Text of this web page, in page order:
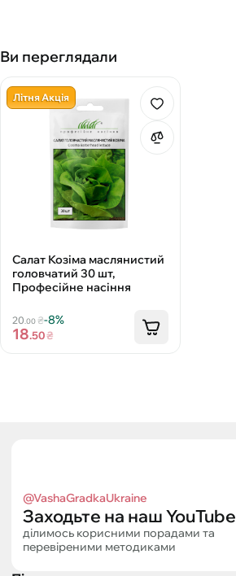
Ви переглядали
Літня Акція
Салат Козіма маслянистий
головчатий 30 шт,
Професійне насіння
20 .00₴-8%
18.50₴
@VashaGradkaUkraine
Заходьте на наш YouTube
ділимось корисними порадами та
перевіреними методиками